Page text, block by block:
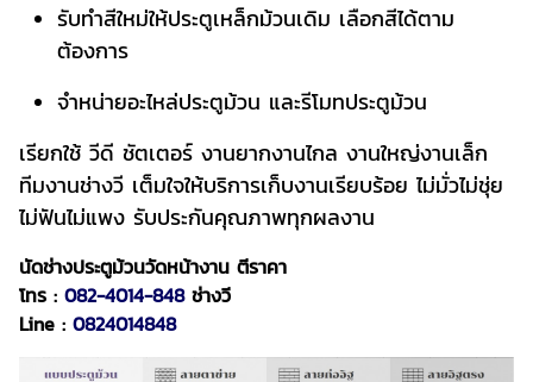
รับทำสีใหม่ให้ประตูเหล็กม้วนเดิม เลือกสีได้ตาม
ต้องการ
จำหน่ายอะไหล่ประตูม้วน และรีโมทประตูม้วน
เรียกใช้ วีดี ชัตเตอร์ งานยากงานไกล งานใหญ่งานเล็ก
ทีมงานช่างวี เต็มใจให้บริการเก็บงานเรียบร้อย ไม่มั่วไม่ชุ่ย
ไม่ฟันไม่แพง รับประกันคุณภาพทุกผลงาน
นัดช่างประตูม้วนวัดหน้างาน ตีราคา
โทร : 082-4014-848 ช่างวี
Line : 0824014848